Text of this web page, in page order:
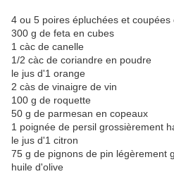
4 ou 5 poires épluchées et coupées
300 g de feta en cubes
1 càc de canelle
1/2 càc de coriandre en poudre
le jus d'1 orange
2 càs de vinaigre de vin
100 g de roquette
50 g de parmesan en copeaux
1 poignée de persil grossièrement
le jus d'1 citron
75 g de pignons de pin légèrement
huile d'olive